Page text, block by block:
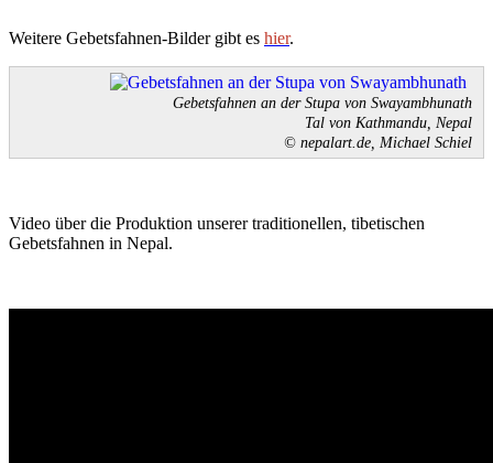
Weitere Gebetsfahnen-Bilder gibt es hier.
Gebetsfahnen an der Stupa von Swayambhunath
Tal von Kathmandu, Nepal
© nepalart.de, Michael Schiel
Video über die Produktion unserer traditionellen, tibetischen
Gebetsfahnen in Nepal.